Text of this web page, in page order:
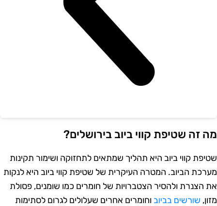
זה שטיפת קווי ביוב בירושלים?
קווי ביוב היא תהליך שמתאים לתחזוקה ושימור תקינות
הביוב. המטרה העיקרית של שטיפת קווי ביוב היא לנקות
הצנרת ולהסיר הצטברויות של חומרים כמו שומנים, פסולת
שורשים בביובוחומרים אחרים שעלולים לגרום לסתימות